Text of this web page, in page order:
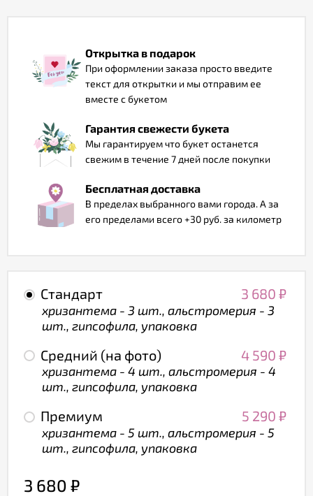
Открытка в подарок
При оформлении заказа просто введите
текст для открытки и мы отправим ее
вместе с букетом
Гарантия свежести букета
Мы гарантируем что букет останется
свежим в течение 7 дней после покупки
Бесплатная доставка
В пределах выбранного вами города. А за
его пределами всего +30 руб. за километр
Стандарт 3 680 ₽
хризантема - 3 шт., альстромерия - 3
шт., гипсофила, упаковка
Средний (на фото) 4 590 ₽
хризантема - 4 шт., альстромерия - 4
шт., гипсофила, упаковка
Премиум 5 290 ₽
хризантема - 5 шт., альстромерия - 5
шт., гипсофила, упаковка
3 680 ₽